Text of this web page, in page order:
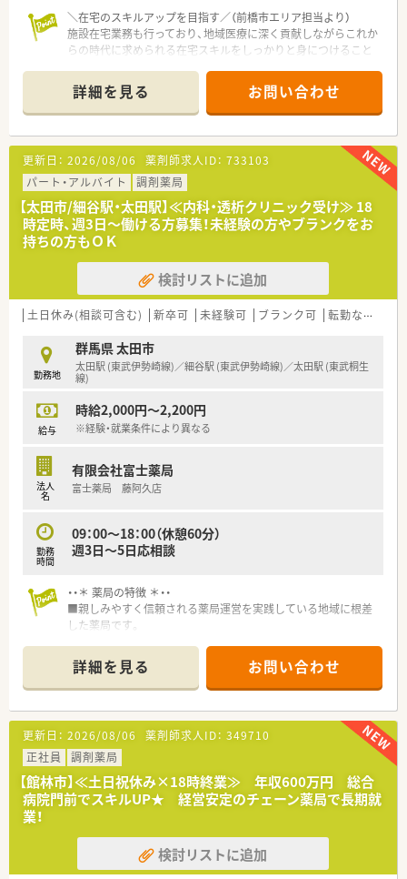
す。
■会員制リゾートホテルの利用やレクリエーション補助などの
福利厚生も充実しており、休日を贅沢に過ごす楽しみも得られま
す。
＼在宅のスキルアップを目指す／（前橋市エリア担当より）
施設在宅業務も行っており、地域医療に深く貢献しながらこれか
らの時代に求められる在宅スキルをしっかりと身につけること
＊------------------------------------------＊
【店舗情報と応需状況について】
■最寄り駅である新前橋駅から車で約15分の場所に位置してお
り、日々の通勤にはマイカーの利用が大変便利で快適な環境で
す。
■処方箋は泌尿器科や皮膚科や内科を中心に1日平均約100枚を
応需しており、幅広い疾患に対する知識を深めることができま
す。
■現在の勤務者数は薬剤師常勤2名体制となっており、欠員補充
後も協力し合いながら施設在宅を含めた業務にしっかりと対応
します。
【募集背景と求める人物像について】
■本年9月に退職予定のスタッフがいるための欠員補充の急募案
い。
■地域の患者様に寄り添い、少しの変化にも気づいて対応できる
ような、思いやりのあるコミュニケーションを取れる方を求めて
■在宅業務も行っているため、地域医療に熱意を持ち、積極的に
新しい知識を学んでいく前向きな姿勢のある方を大歓迎いたし
【職場環境と雰囲気】
■患者様から感謝の言葉をいただけるアットホームな雰囲気の
います。
■病児保育室や託児所を完備しており、子育て中のスタッフも不
安なく働ける手厚いサポート体制が整っている自慢の職場環境
■定期的に勉強会が開催され、未経験の方でも周囲のサポートを
受け着実にスキルアップできる風通しの良い働きやすい職場環
境です。
【こんな方が活躍中】
■患者様の変化に気づき思いやりのある言葉をかけられる、ホス
ピタリティに溢れたスタッフが多数活躍している温かい職場環
■育児と仕事を両立させ、完備された託児施設を活用しフルタイ
ムで生き生きと働いているスタッフも多数在籍している職場環
境です。
■施設在宅の分野に挑戦し定期的な勉強会で知識を深めながら
スキルアップを目指している方が多数活躍している職場環境と
なります。
詳細を見る お問い合わせ
更新日： 2026/08/06 薬剤師求人ID： 733103
パート・アルバイト
調剤薬局
【太田市/細谷駅・太田駅】≪内科・透析クリニック受け≫ 18
時定時、週3日～働ける方募集！未経験の方やブランクをお
持ちの方もＯＫ
検討リストに追加
土日休み(相談可含む) 新卒可 未経験可 ブランク可 転勤なし
勤務地
群馬県 太田市
太田駅 (東武伊勢崎線)／細谷駅 (東武伊勢崎線)／太田駅 (東武桐生
線)
給与
時給2,000円～2,200円
※経験・就業条件により異なる
法人
名
有限会社富士薬局
富士薬局 藤阿久店
勤務
時間
09：00～18：00（休憩60分）
週3日～5日応相談
・・＊ 薬局の特徴 ＊・・
■親しみやすく信頼される薬局運営を実践している地域に根差
した薬局です。
ります。
■企業理念として「相手を思いやる心、相手を優しく支える気持
ち」を大切に、事業展開してます。
■総合病院門前・クリニック門前に展開しております。
詳細を見る お問い合わせ
更新日： 2026/08/06 薬剤師求人ID： 349710
正社員
調剤薬局
【館林市】≪土日祝休み×18時終業≫ 年収600万円 総合
病院門前でスキルUP★ 経営安定のチェーン薬局で長期就
業！
検討リストに追加